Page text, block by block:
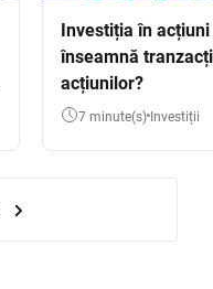
Investiția în
înseamnă
acțiunilor?
7 minute(s) Investiții